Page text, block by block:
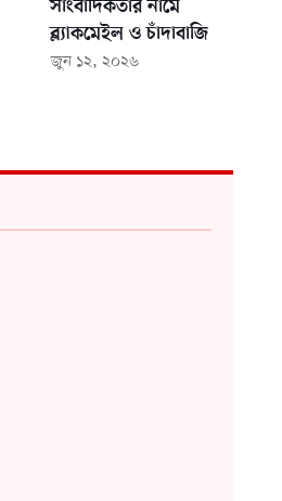
সাংবাদিকতার নামে
ব্ল্যাকমেইল ও চাঁদাবাজি
জুন ১২, ২০২৬